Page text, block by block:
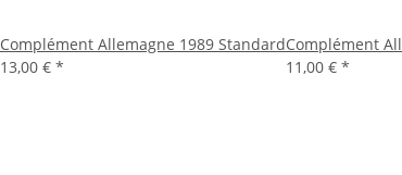
Complément Allemagne 1989 Standard
13,00 € *
Complément
11,00 € *